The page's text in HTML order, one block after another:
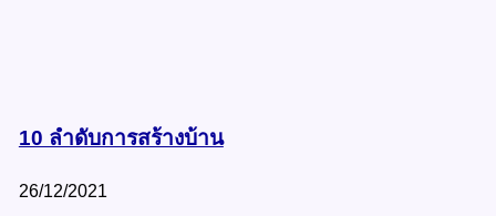
10 ลำดับการสร้างบ้าน
26/12/2021